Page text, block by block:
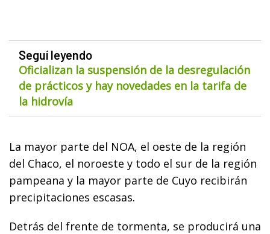
Seguí leyendo
Oficializan la suspensión de la desregulación
de prácticos y hay novedades en la tarifa de
la hidrovía
La mayor parte del NOA, el oeste de la región
del Chaco, el noroeste y todo el sur de la región
pampeana y la mayor parte de Cuyo recibirán
precipitaciones escasas.
Detrás del frente de tormenta, se producirá una